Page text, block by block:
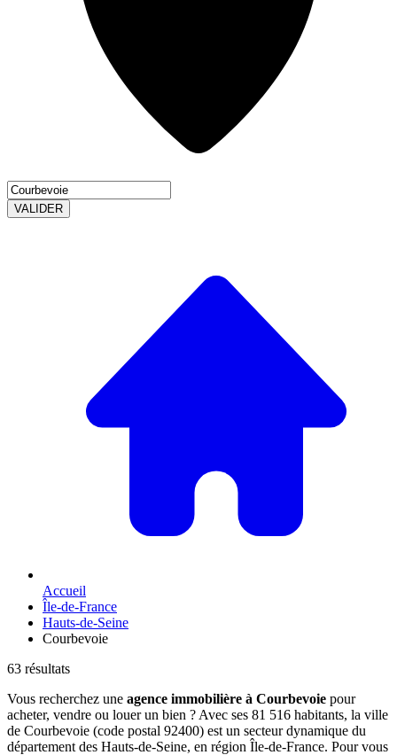
VALIDER
Accueil
Île-de-France
Hauts-de-Seine
Courbevoie
63 résultats
Vous recherchez une agence immobilière à Courbevoie pour
acheter, vendre ou louer un bien ? Avec ses 81 516 habitants, la ville
de Courbevoie (code postal 92400) est un secteur dynamique du
département des Hauts-de-Seine, en région Île-de-France. Pour vous